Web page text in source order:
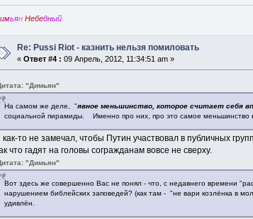
имьянНебедный
Re: Pussi Riot - казнить нельзя помиловать
«Ответ #4 : 09 Апрель, 2012, 11:34:51 am »
"Димьян"
На самом же деле, "явное меньшинство, которое считает себя
социальной пирамиды. Именно про них, про это самое меньшинство в
как-то не замечал, чтобы Путин участвовал в публичных
что гадят на головы согражданам вовсе не сверху.
"Димьян"
Вот здесь же совершенно Вас не понял - что, с недавнего времени
нарушением библейских заповедей? (как там - "не вари козлёнка в
удивлён.